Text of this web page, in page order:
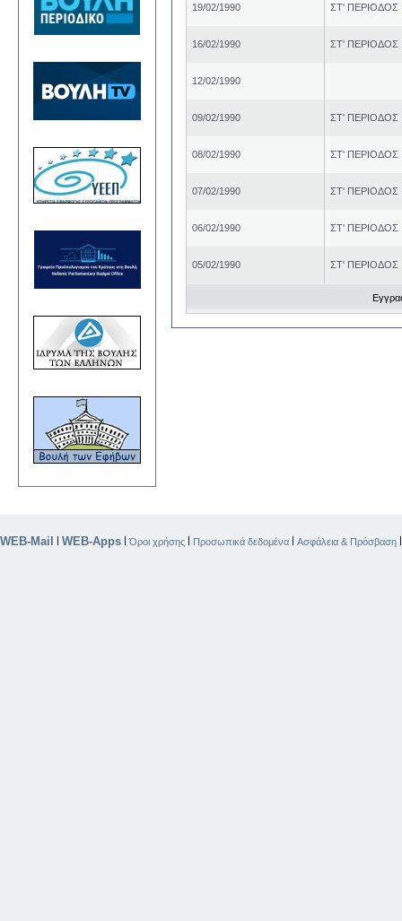
19/02/1990 ΣΤ' ΠΕΡΙΟΔΟΣ
16/02/1990 ΣΤ' ΠΕΡΙΟΔΟΣ
12/02/1990
09/02/1990 ΣΤ' ΠΕΡΙΟΔΟΣ
08/02/1990 ΣΤ' ΠΕΡΙΟΔΟΣ
07/02/1990 ΣΤ' ΠΕΡΙΟΔΟΣ
06/02/1990 ΣΤ' ΠΕΡΙΟΔΟΣ
05/02/1990 ΣΤ' ΠΕΡΙΟΔΟΣ
WEB-Mail WEB-Apps |Όροι χρήσης Προσωπικά δεδομένα Ασφάλεια & Πρόσβαση